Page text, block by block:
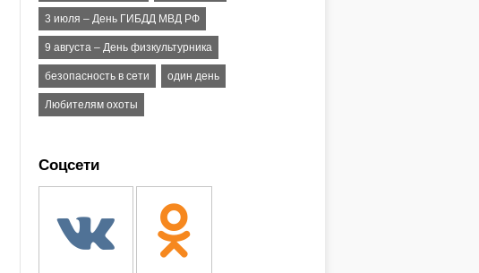
3 июля – День ГИБДД МВД РФ
9 августа – День физкультурника
безопасность в сети один день
Любителям охоты
Соцсети